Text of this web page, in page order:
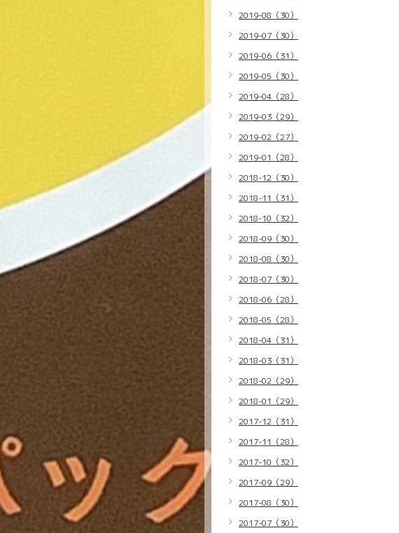
2019-08（30）
2019-07（30）
2019-06（31）
2019-05（30）
2019-04（28）
2019-03（29）
2019-02（27）
2019-01（28）
2018-12（30）
2018-11（31）
2018-10（32）
2018-09（30）
2018-08（30）
2018-07（30）
2018-06（28）
2018-05（28）
2018-04（31）
2018-03（31）
2018-02（29）
2018-01（29）
2017-12（31）
2017-11（28）
2017-10（32）
2017-09（29）
2017-08（30）
2017-07（30）